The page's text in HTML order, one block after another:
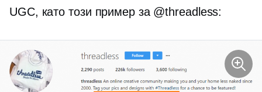
UGC, като този пример за @threadless: